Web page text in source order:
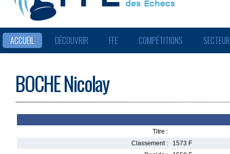
ACCUEIL DÉCOUVRIR FFE COMPÉTITIONS
BOCHE Nicolay
Titre :
Classement :
1573 F